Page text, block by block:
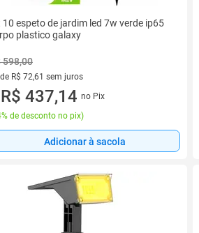
10 espeto de jardim led 7w verde ip65
plastico galaxy
598,00
R$ 72,61 sem juros
de R$ 72,61 sem juros
R$ 437,14 no Pix
de desconto no pix)
Adicionar à sacola